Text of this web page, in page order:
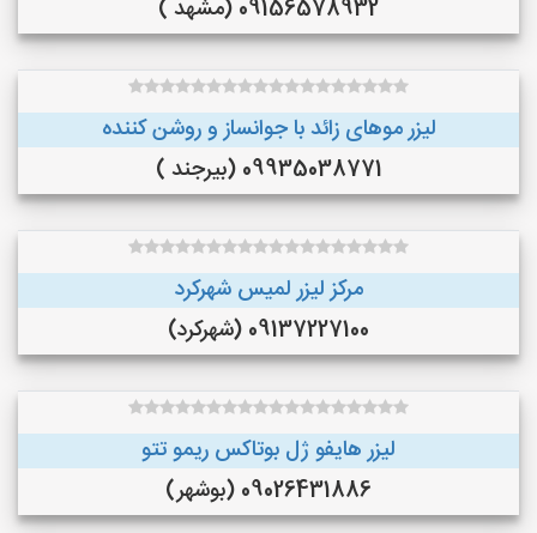
09156578932 (مشهد )
لیزر موهای زائد با جوانساز و روشن کننده
09935038771 (بیرجند )
مرکز لیزر لمیس شهرکرد
09137227100 (شهرکرد)
لیزر هایفو ژل بوتاکس ریمو تتو
09026431886 (بوشهر)